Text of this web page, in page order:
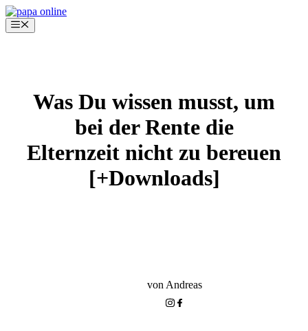
Zum
Inhalt
springen
Menü
Was Du wissen musst, um
bei der Rente die
Elternzeit nicht zu bereuen
[+Downloads]
von Andreas